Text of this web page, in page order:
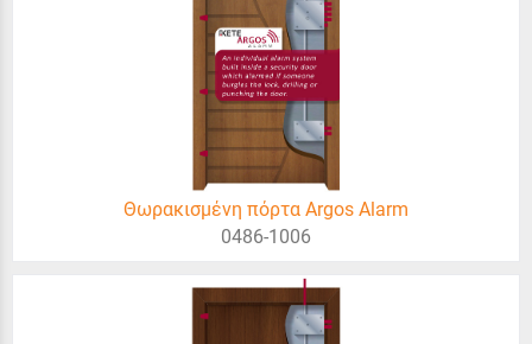
Θωρακισμένη πόρτα Argos Alarm
0486-1006